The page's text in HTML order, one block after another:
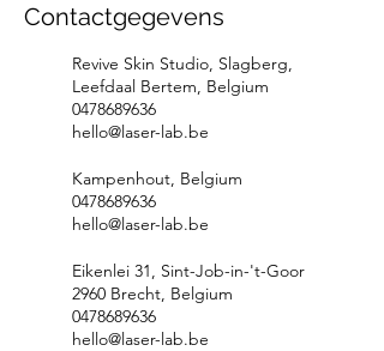
Contactgegevens
Revive Skin Studio, Slagberg,
Leefdaal Bertem, Belgium
0478689636
hello@laser-lab.be
Kampenhout, Belgium
0478689636
hello@laser-lab.be
Eikenlei 31, Sint-Job-in-'t-Goor
2960 Brecht, Belgium
0478689636
hello@laser-lab.be